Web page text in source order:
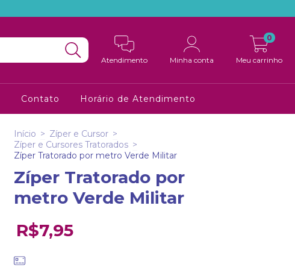
Atendimento Minha conta Meu carrinho
0
Contato Horário de Atendimento
Início > Zíper e Cursor >
Zíper e Cursores Tratorados >
Zíper Tratorado por metro Verde Militar
Zíper Tratorado por
metro Verde Militar
R$7,95